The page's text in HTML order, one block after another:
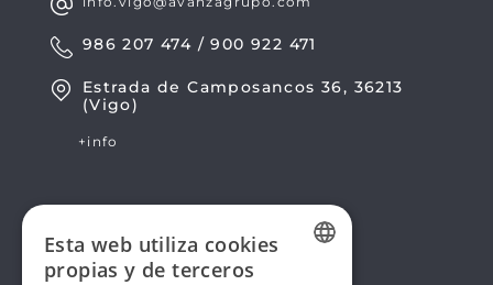
986 207 474 / 900 922 471
Estrada de Camposancos 36, 36213
(Vigo)
+info
Esta web utiliza cookies
propias y de terceros